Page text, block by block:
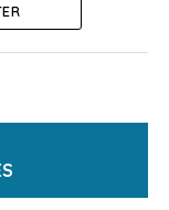
FRANCOPHONES
préférentiels »
doivent